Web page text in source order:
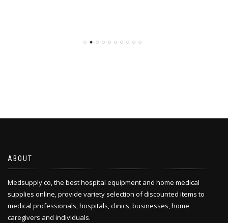
ABOUT
Medsupply.co, the best hospital equipment and home medical
supplies online, provide variety selection of discounted items to
medical professionals, hospitals, clinics, businesses, home
caregivers and individuals.